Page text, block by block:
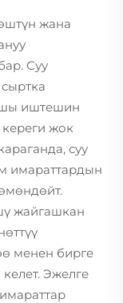
жана
Суу
иштешин
жок
суу
имараттардын
жайгашкан
менен бирге
Эжелге